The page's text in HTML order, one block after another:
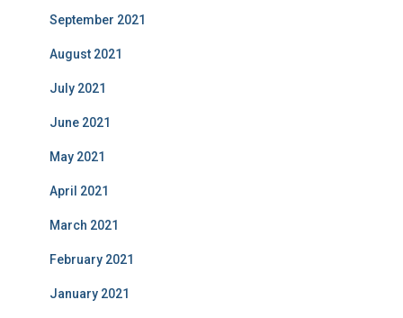
September 2021
August 2021
July 2021
June 2021
May 2021
April 2021
March 2021
February 2021
January 2021